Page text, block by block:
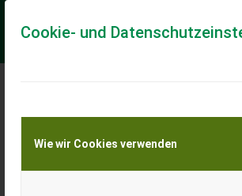
Cookie- und
Wie wir Cookies verwenden
Meine
Transport von Land- und
KEINE